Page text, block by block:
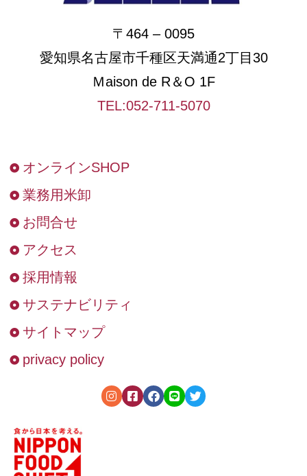
〒464 – 0095
愛知県名古屋市千種区天満通2丁目30
Ｍaison de R＆O 1F
TEL:052-711-5070
オンラインSHOP
業務用米卸
お問合せ
アクセス
採用情報
サステナビリティ
サイトマップ
privacy policy